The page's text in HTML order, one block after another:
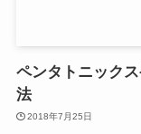
ペンタトニック
法
2018年7月25日